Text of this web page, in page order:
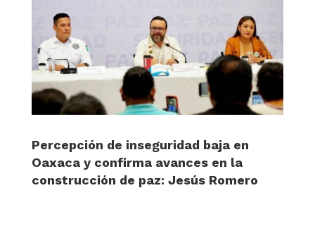
Percepción de inseguridad baja en
Oaxaca y confirma avances en la
construcción de paz: Jesús Romero